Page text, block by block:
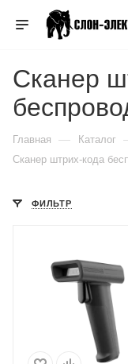
Сканер
Главная — Каталог
Сканер штрих-кода
ФИЛЬТР